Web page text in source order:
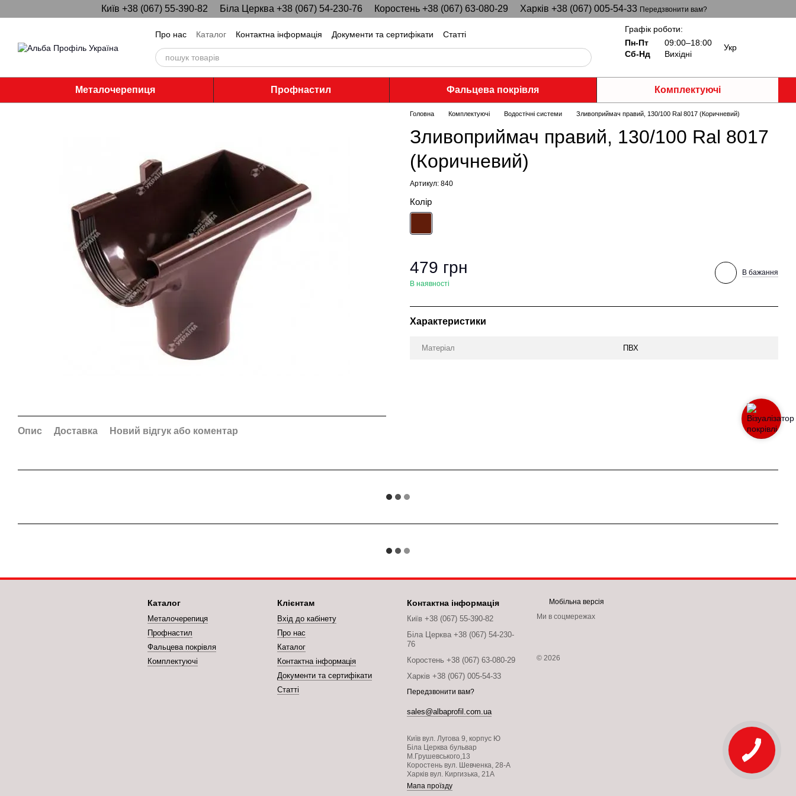
Перейти до основного контентуКиїв +38 (067) 55-390-82 Біла Церква +38 (067) 54-230-76 Коростень +38 (067) 63-080-29 Харків +38 (067) 005-54-33 Передзвонити вам?
Про нас Каталог Контактна інформація Документи та сертифікати Статті
Графік роботи:
Пн-Пт
09:00–18:00
Сб-Нд
Вихідні
Укр
Металочерепиця Профнастил Фальцева покрівля Комплектуючі
Опис Доставка Новий відгук або коментар
Головна Комплектуючі Водостічні системи Зливоприймач правий, 130/100 Ral 8017 (Коричневий)
Зливоприймач правий, 130/100 Ral 8017
(Коричневий)
Артикул: 840
Колір
479 грн
В наявності
В бажання
Характеристики
Матеріал ПВХ
Каталог
Металочерепиця
Профнастил
Фальцева покрівля
Комплектуючі
Клієнтам
Вхід до кабінету
Про нас
Каталог
Контактна інформація
Документи та сертифікати
Статті
Контактна інформація
Київ +38 (067) 55-390-82
Біла Церква +38 (067) 54-230-
76
Коростень +38 (067) 63-080-29
Харків +38 (067) 005-54-33
Передзвонити вам?
sales@albaprofil.com.ua
Київ вул. Лугова 9, корпус Ю
Біла Церква бульвар
М.Грушевського,13
Коростень вул. Шевченка, 28-А
Харків вул. Киргизька, 21А
Мапа проїзду
Мобільна версія
Ми в соцмережах
© 2026